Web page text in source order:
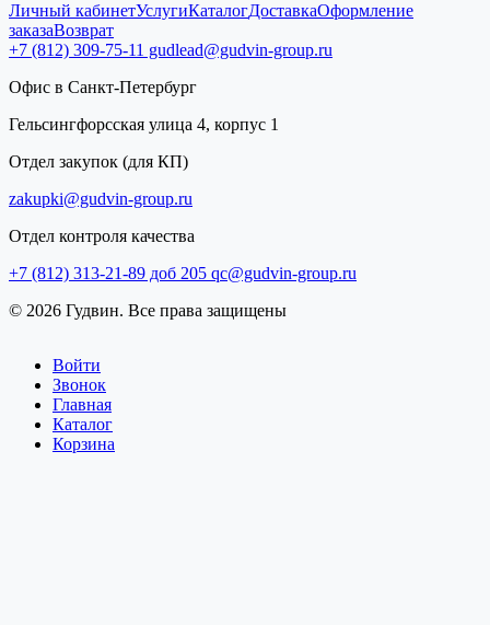
Личный кабинетУслугиКаталогДоставкаОформление
заказаВозврат
+7 (812) 309-75-11 gudlead@gudvin-group.ru
Офис в Санкт-Петербург
Гельсингфорсская улица 4, корпус 1
Отдел закупок (для КП)
zakupki@gudvin-group.ru
Отдел контроля качества
+7 (812) 313-21-89 доб 205 qc@gudvin-group.ru
© 2026 Гудвин. Все права защищены
Войти
Звонок
Главная
Каталог
Корзина